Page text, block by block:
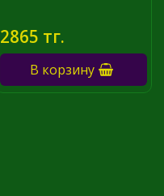
2865 тг.
В корзину